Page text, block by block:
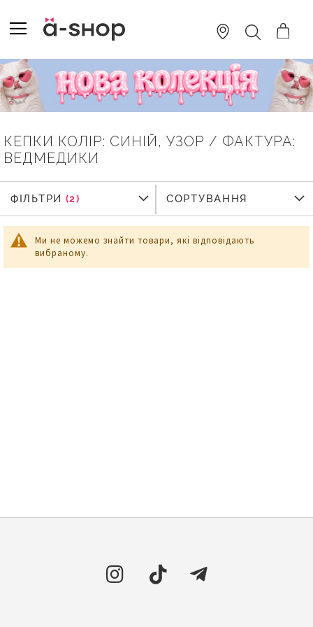
TO
CONTENT
ПОШУК
КЕПКИ КОЛІР: СИНІЙ, УЗОР / ФАКТУРА:
ВЕДМЕДИКИ
Ми не можемо знайти товари, які відповідають
вибраному.
ФІЛЬТРИ
ФІЛЬТРИ СОРТУВАННЯ